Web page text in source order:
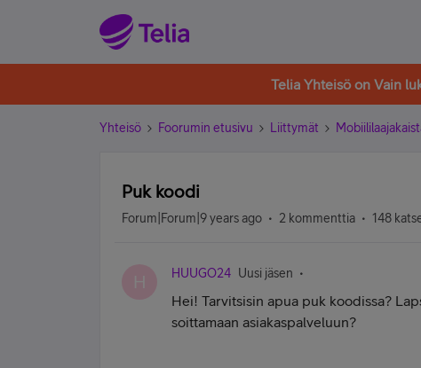
Telia Yhteisö on Vain
Yhteisö Foorumin etusivu Liittymät
Puk koodi
Forum|Forum|9 years ago 2 kommenttia 148
H HUUGO24 Uusi jäsen
Hei! Tarvitsisin apua puk koodissa?
soittamaan asiakaspalveluun?